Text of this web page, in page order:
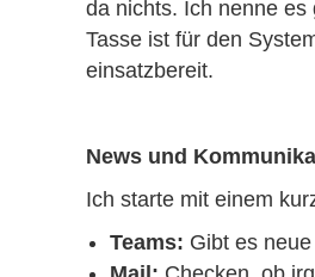
läuft da nichts. Ich
erste Tasse ist für
offiziell einsatzbereit.
News und
Ich starte mit einem
Teams: Gibt es